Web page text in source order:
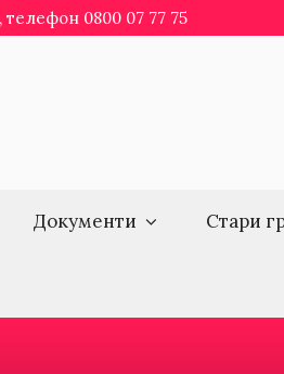
0800 07 77 75
Документи Стари